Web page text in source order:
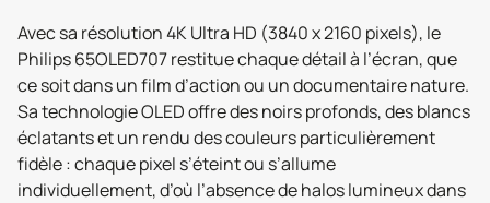
Avec sa résolution 4K Ultra HD (3840 x 2160 pixels), le
Philips 65OLED707 restitue chaque détail à l’écran, que
ce soit dans un film d’action ou un documentaire nature.
Sa technologie OLED offre des noirs profonds, des blancs
éclatants et un rendu des couleurs particulièrement
fidèle : chaque pixel s’éteint ou s’allume
individuellement, d’où l’absence de halos lumineux dans